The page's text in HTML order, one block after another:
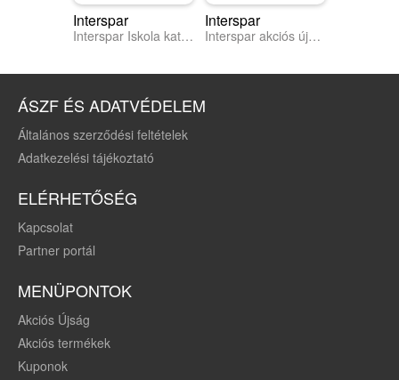
Interspar
Interspar Iskola katalógus
Interspar
Interspar akciós újság
ÁSZF ÉS ADATVÉDELEM
Általános szerződési feltételek
Adatkezelési tájékoztató
ELÉRHETŐSÉG
Kapcsolat
Partner portál
MENÜPONTOK
Akciós Újság
Akciós termékek
Kuponok